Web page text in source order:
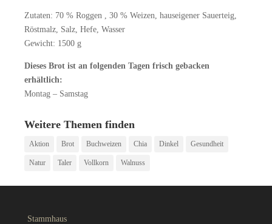
Zutaten: 70 % Roggen , 30 % Weizen, hauseigener Sauerteig,
Röstmalz, Salz, Hefe, Wasser
Gewicht: 1500 g
Dieses Brot ist an folgenden Tagen frisch gebacken
erhältlich:
Montag – Samstag
Weitere Themen finden
Aktion Brot Buchweizen Chia Dinkel Gesundheit
Natur Taler Vollkorn Walnuss
Stammhaus